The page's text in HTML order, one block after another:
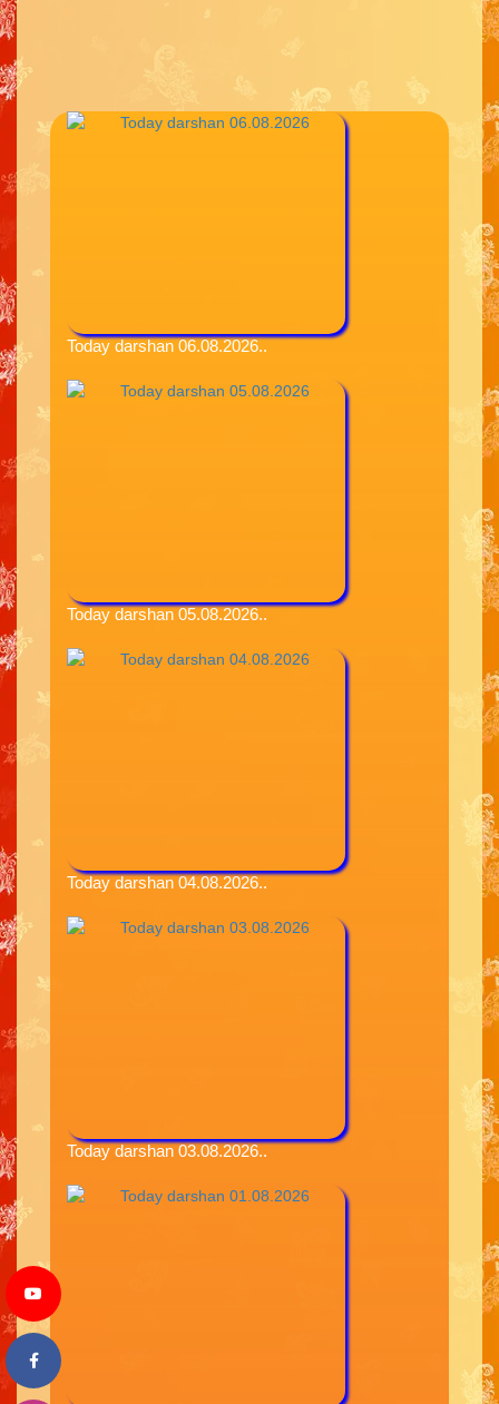
Today darshan 06.08.2026..
Today darshan 05.08.2026..
Today darshan 04.08.2026..
Today darshan 03.08.2026..